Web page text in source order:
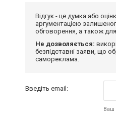
Відгук - це думка або
аргументацією
обговорення, а також
Не дозволяється:
безпідставні заяви, що
самореклама.
Введіть email:
Ваш